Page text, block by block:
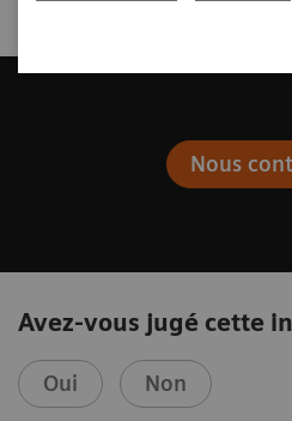
Nous
Avez-vous jugé cette
Oui Non